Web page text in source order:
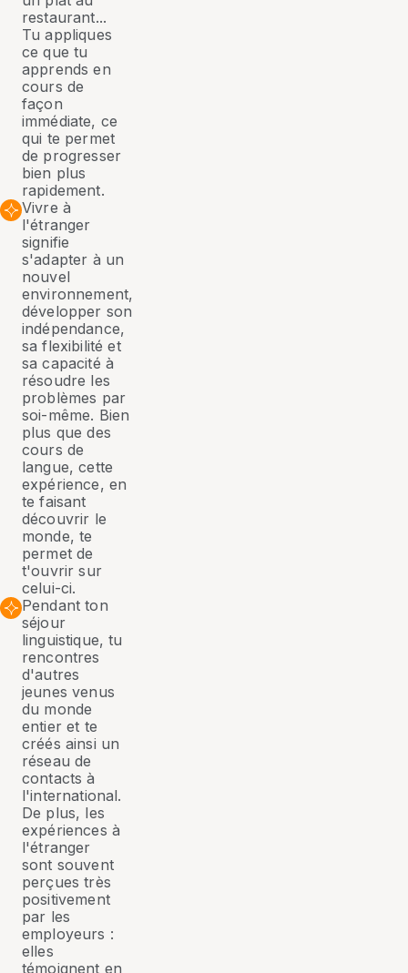
restaurant...
Tu appliques
ce que tu
apprends en
cours de
façon
immédiate, ce
qui te permet
de progresser
bien plus
rapidement.
Vivre à
l'étranger
signifie
s'adapter à un
nouvel
environnement,
développer son
indépendance,
sa flexibilité et
sa capacité à
résoudre les
problèmes par
soi-même. Bien
plus que des
cours de
langue, cette
expérience, en
te faisant
découvrir le
monde, te
permet de
t'ouvrir sur
celui-ci.
Pendant ton
séjour
linguistique, tu
rencontres
d'autres
jeunes venus
du monde
entier et te
créés ainsi un
réseau de
contacts à
l'international.
De plus, les
expériences à
l'étranger
sont souvent
perçues très
positivement
par les
employeurs :
elles
témoignent en